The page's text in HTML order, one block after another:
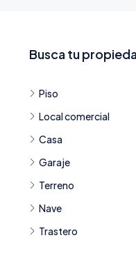
Busca tu
Piso
Local comercial
Casa
Garaje
Terreno
Nave
Trastero